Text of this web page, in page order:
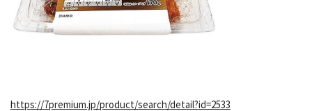
https://7premium.jp/product/search/detail?id=2533